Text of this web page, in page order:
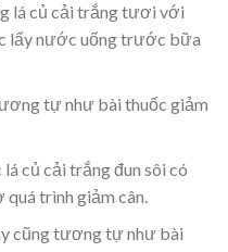
lá củ cải trắng tươi với
lấy nước uống trước bữa
tự như bài thuốc giảm
củ cải trắng đun sôi có
trình giảm cân.
cũng tương tự như bài